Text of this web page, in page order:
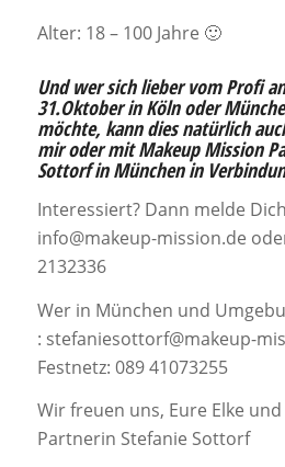
Alter: 18 – 100 Jahre 🙂
Und wer sich lieber vom Profi
31.Oktober in Köln oder
möchte, kann dies natürlich
mir oder mit Makeup Mission
Sottorf in München in
Interessiert? Dann melde
info@makeup-mission.de
2132336
Wer in München und
: stefaniesottorf@makeup-
Festnetz: 089 41073255
Wir freuen uns, Eure Elke
Partnerin Stefanie Sottorf